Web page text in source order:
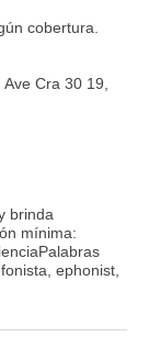
cobertura.
Cra 30 19,
brinda
mínima:
ephonist,